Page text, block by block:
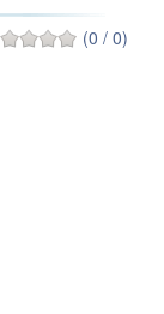
(0 / 0)